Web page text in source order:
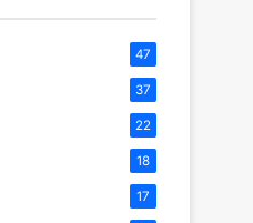
47
37
22
18
17